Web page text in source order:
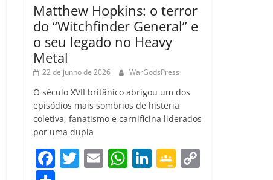
Matthew Hopkins: o terror
do “Witchfinder General” e
o seu legado no Heavy
Metal
22 de junho de 2026 WarGodsPress
O século XVII britânico abrigou um dos
episódios mais sombrios de histeria
coletiva, fanatismo e carnificina liderados
por uma dupla
F T E W Li G